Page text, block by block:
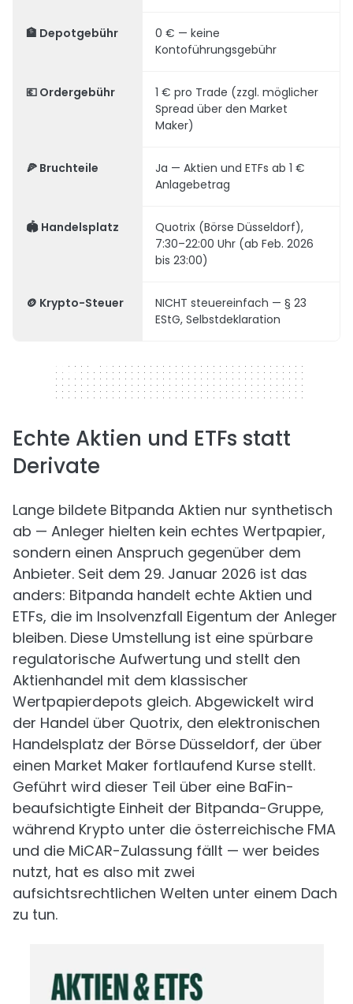
🏦 Depotgebühr
0 € — keine
Kontoführungsgebühr
💶 Ordergebühr
1 € pro Trade (zzgl. möglicher
Spread über den Market
Maker)
🍕 Bruchteile
Ja — Aktien und ETFs ab 1 €
Anlagebetrag
🏟️ Handelsplatz
Quotrix (Börse Düsseldorf),
7:30–22:00 Uhr (ab Feb. 2026
bis 23:00)
🪙 Krypto-Steuer
NICHT steuereinfach — § 23
EStG, Selbstdeklaration
320 x 50
Echte Aktien und ETFs statt
Derivate
Lange bildete Bitpanda Aktien nur synthetisch
ab — Anleger hielten kein echtes Wertpapier,
sondern einen Anspruch gegenüber dem
Anbieter. Seit dem 29. Januar 2026 ist das
anders: Bitpanda handelt echte Aktien und
ETFs, die im Insolvenzfall Eigentum der Anleger
bleiben. Diese Umstellung ist eine spürbare
regulatorische Aufwertung und stellt den
Aktienhandel mit dem klassischer
Wertpapierdepots gleich. Abgewickelt wird
der Handel über Quotrix, den elektronischen
Handelsplatz der Börse Düsseldorf, der über
einen Market Maker fortlaufend Kurse stellt.
Geführt wird dieser Teil über eine BaFin-
beaufsichtigte Einheit der Bitpanda-Gruppe,
während Krypto unter die österreichische FMA
und die MiCAR-Zulassung fällt — wer beides
nutzt, hat es also mit zwei
aufsichtsrechtlichen Welten unter einem Dach
zu tun.